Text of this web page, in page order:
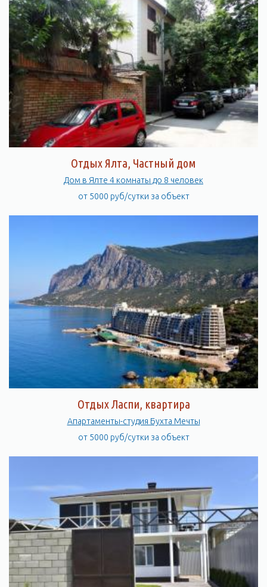
Отдых Ялта, Частный дом
Дом в Ялте 4 комнаты до 8 человек
от 5000 руб/сутки за объект
Отдых Ласпи, квартира
Апартаменты-студия Бухта Мечты
от 5000 руб/сутки за объект